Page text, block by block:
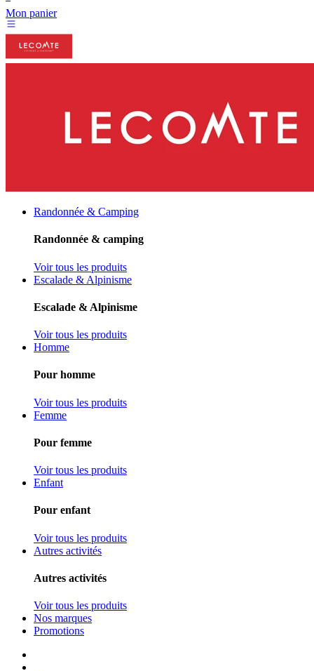
Mon panier
Randonnée & Camping
Randonnée & camping
Voir tous les produits
Escalade & Alpinisme
Escalade & Alpinisme
Voir tous les produits
Homme
Pour homme
Voir tous les produits
Femme
Pour femme
Voir tous les produits
Enfant
Pour enfant
Voir tous les produits
Autres activités
Autres activités
Voir tous les produits
Nos marques
Promotions